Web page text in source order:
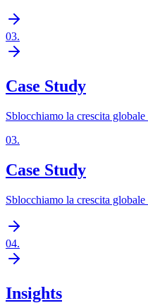
03.
Case Study
Sblocchiamo la crescita
03.
Case Study
Sblocchiamo la crescita
04.
Insights